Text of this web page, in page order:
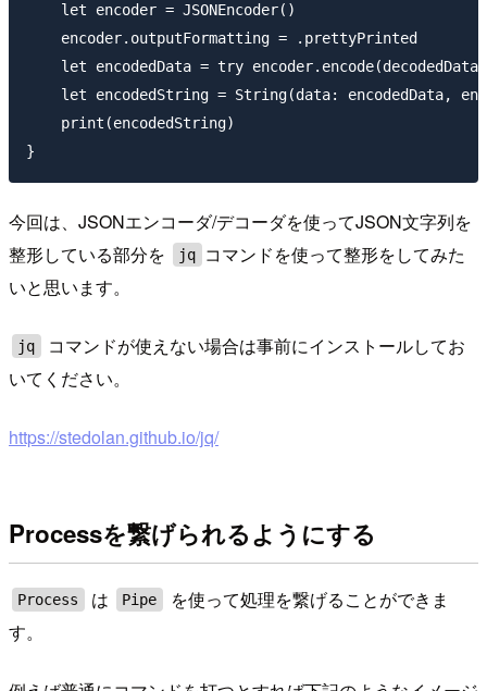
    let encoder = JSONEncoder()
    encoder.outputFormatting = .prettyPrinted
    let encodedData = try encoder.encode(decodedData)
let encodedString = String(data: encodedData,
    print(encodedString)
今回は、JSONエンコーダ/デコーダを使ってJSON文字列を
整形している部分を
jq
コマンドを使って整形をしてみた
いと思います。
jq
コマンドが使えない場合は事前にインストールしてお
いてください。
https://stedolan.github.io/jq/
Processを繋げられるようにする
Process は Pipe
を使って処理を繋げることができま
す。